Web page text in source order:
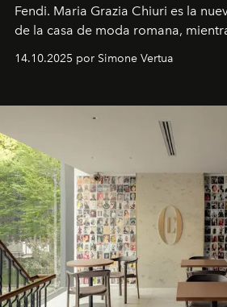
Fendi. Maria Grazia Chiuri es la
de la casa de moda romana,
14.10.2025 por Simone Vertua